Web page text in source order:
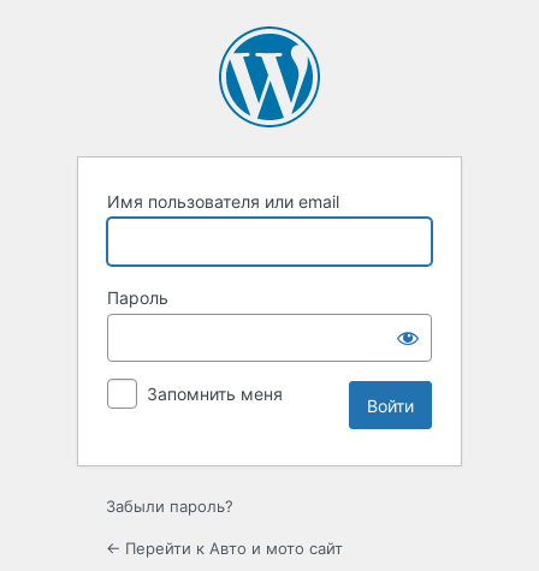
Имя пользователя или email
Пароль
Запомнить меня
Забыли пароль?
← Перейти к Авто и мото сайт